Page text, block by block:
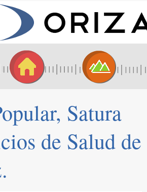
Satura
de Salud de